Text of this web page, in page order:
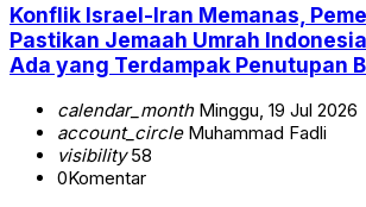
Konflik Israel-Iran Memanas,
Pastikan Jemaah Umrah
Ada yang Terdampak Penutupan
calendar_monthMinggu, 19 Jul 2026
account_circleMuhammad Fadli
visibility58
0Komentar